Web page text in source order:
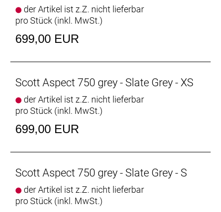
der Artikel ist z.Z. nicht lieferbar
pro Stück (inkl. MwSt.)
699,00 EUR
Scott Aspect 750 grey - Slate Grey - XS
der Artikel ist z.Z. nicht lieferbar
pro Stück (inkl. MwSt.)
699,00 EUR
Scott Aspect 750 grey - Slate Grey - S
der Artikel ist z.Z. nicht lieferbar
pro Stück (inkl. MwSt.)